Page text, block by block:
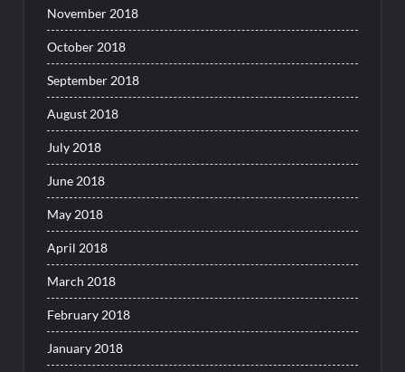
November 2018
October 2018
September 2018
August 2018
July 2018
June 2018
May 2018
April 2018
March 2018
February 2018
January 2018